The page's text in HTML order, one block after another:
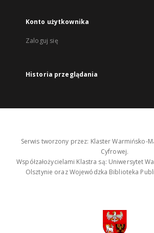
Konto użytkownika
Zaloguj się
Historia przeglądania
Serwis tworzony przez: Klaster Warmińsko-
Cyfrowej.
Współzałożycielami Klastra są: Uniwersytet
Olsztynie oraz Wojewódzka Biblioteka